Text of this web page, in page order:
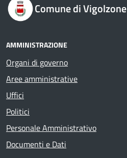
Comune di Vigolzone
AMMINISTRAZIONE
Organi di governo
Aree amministrative
Uffici
Politici
Personale Amministrativo
Documenti e Dati